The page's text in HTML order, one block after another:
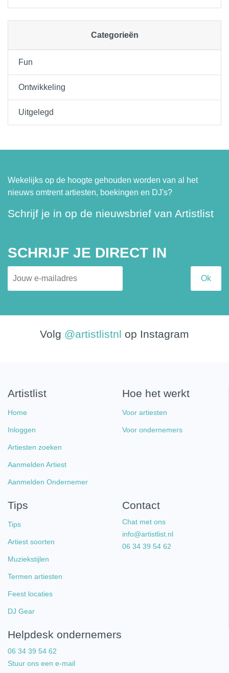
Categorieën
Fun
Ontwikkeling
Uitgelegd
Wekelijks op de hoogte gehouden worden van al het
nieuws omtrent artiesten, boekingen en DJ's?
Schrijf je in op de nieuwsbrief van Artistlist
SCHRIJF JE DIRECT IN
Volg @artistlistnl op Instagram
Artistlist
Home
Inloggen
Artiesten zoeken
Aanmelden Artiest
Aanmelden Ondernemer
Hoe het werkt
Voor artiesten
Voor ondernemers
Tips
Tips
Artiest soorten
Muziekstijlen
Termen artiesten
Feest locaties
DJ Gear
Contact
Chat met ons
info@artistlist.nl
06 34 39 54 62
Helpdesk ondernemers
06 34 39 54 62
Stuur ons een e-mail